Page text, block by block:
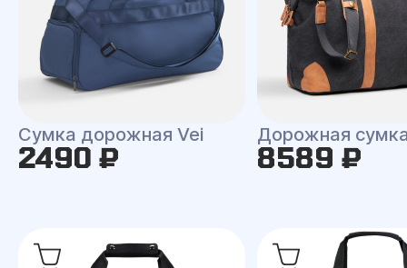
Сумка дорожная Vei
2490 ₽
Дорожная
8589 ₽